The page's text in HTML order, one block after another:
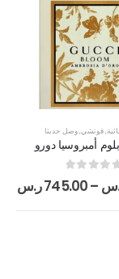
,قوتشي,وصل حديثا
أمبروسيا دورو
–
745.00ر.س